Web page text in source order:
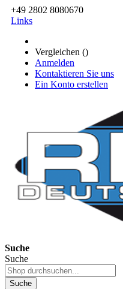
+49 2802 8080670
Links
Vergleichen ()
Anmelden
Kontaktieren Sie uns
Ein Konto erstellen
Suche
Suche
Suche